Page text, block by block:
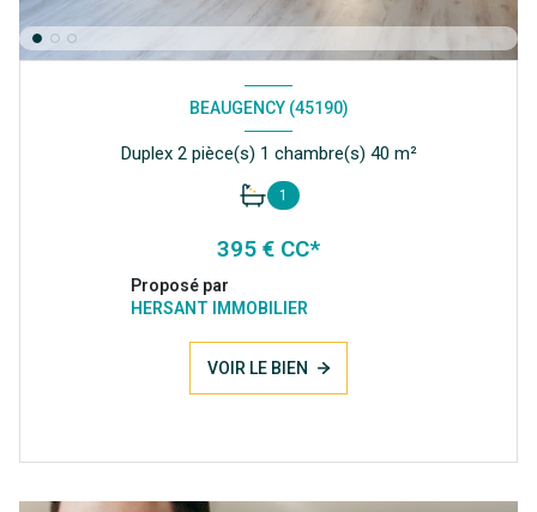
BEAUGENCY (45190)
Duplex 2 pièce(s) 1 chambre(s) 40 m²
1
395 € CC*
Proposé par
HERSANT IMMOBILIER
VOIR LE BIEN